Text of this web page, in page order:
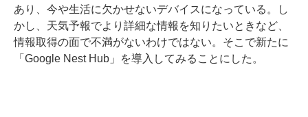
あり、今や生活に欠かせないデバイスになっている。し
かし、天気予報でより詳細な情報を知りたいときなど、
情報取得の面で不満がないわけではない。そこで新たに
「Google Nest Hub」を導入してみることにした。